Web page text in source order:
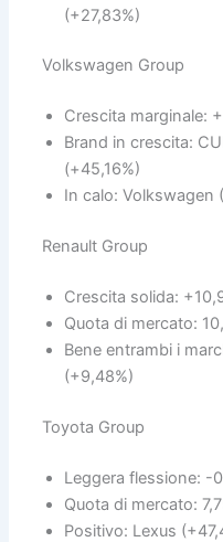
(+27,83%)
Volkswagen Group
Crescita marginale:
Brand in crescita:
(+45,16%)
In calo: Volkswagen
Renault Group
Crescita solida:
Quota di mercato:
Bene entrambi i
(+9,48%)
Toyota Group
Leggera flessione: -
Quota di mercato:
Positivo: Lexus